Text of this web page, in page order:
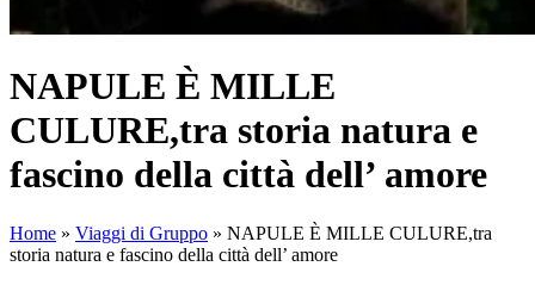
NAPULE È MILLE
CULURE,tra storia natura e
fascino della città dell’ amore
Home » Viaggi di Gruppo » NAPULE È MILLE CULURE,tra
storia natura e fascino della città dell’ amore